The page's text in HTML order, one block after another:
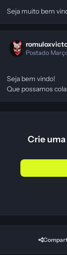
Seja muito bem
Postado
Seja bem vindo!
Que possamos
Crie